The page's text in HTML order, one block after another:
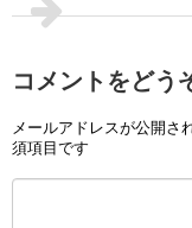
コメントをどう
メールアドレスが公開さ
須項目です